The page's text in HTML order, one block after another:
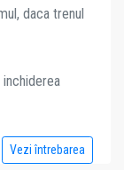
daca trenul
Vezi întrebarea